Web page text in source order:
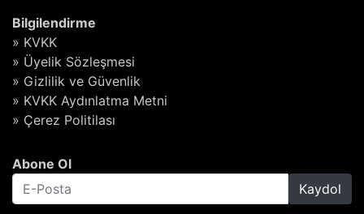
Bilgilendirme
» KVKK
» Üyelik Sözleşmesi
» Gizlilik ve Güvenlik
» KVKK Aydınlatma Metni
» Çerez Politilası
Abone Ol
Kaydol